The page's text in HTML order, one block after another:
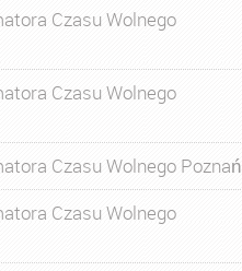
Czasu Wolnego
Czasu Wolnego
Czasu Wolnego Poznań
Czasu Wolnego